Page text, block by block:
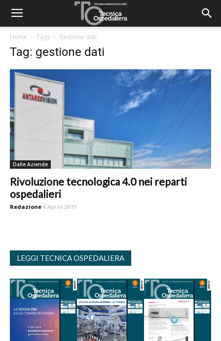
Home Tags Gestione dati
Tag: gestione dati
Dalle Aziende
Rivoluzione tecnologica 4.0 nei reparti
ospedalieri
Redazione 4 Aprile 2019
LEGGI TECNICA OSPEDALIERA